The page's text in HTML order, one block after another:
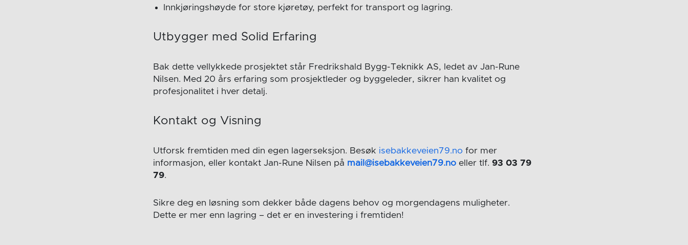
Innkjøringshøyde for store kjøretøy, perfekt for transport og lagring.
Utbygger med Solid Erfaring
Bak dette vellykkede prosjektet står Fredrikshald Bygg-Teknikk AS, ledet av Jan-Rune
Nilsen. Med 20 års erfaring som prosjektleder og byggeleder, sikrer han kvalitet og
profesjonalitet i hver detalj.
Kontakt og Visning
Utforsk fremtiden med din egen lagerseksjon. Besøk isebakkeveien79.no for mer
informasjon, eller kontakt Jan-Rune Nilsen på mail@isebakkeveien79.no eller tlf.93 03 79
79.
Sikre deg en løsning som dekker både dagens behov og morgendagens muligheter.
Dette er mer enn lagring – det er en investering i fremtiden!